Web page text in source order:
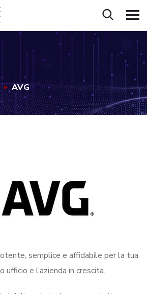
AVG
semplice e affidabile per la tua
e l’azienda in crescita.